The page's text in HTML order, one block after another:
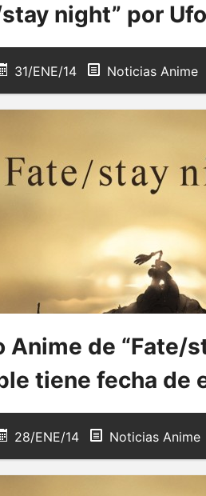
night” por
31/ENE/14 Noticias Anime
Anime de “Fate/
tiene fecha de
28/ENE/14 Noticias Anime